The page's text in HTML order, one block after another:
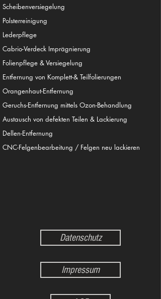
Scheibenversiegelung
Polsterreinigung
Lederpflege
Cabrio-Verdeck Imprägnierung
Folienpflege & Versiegelung
Entfernung von Komplett-& Teilfolierungen
Orangenhaut-Entfernung
Geruchs-Entfernung mittels Ozon-Behandlung
Austausch von defekten Teilen & Lackierung
Dellen-Entfernung
CNC-Felgenbearbeitung / Felgen neu lackieren
Datenschutz
Impressum